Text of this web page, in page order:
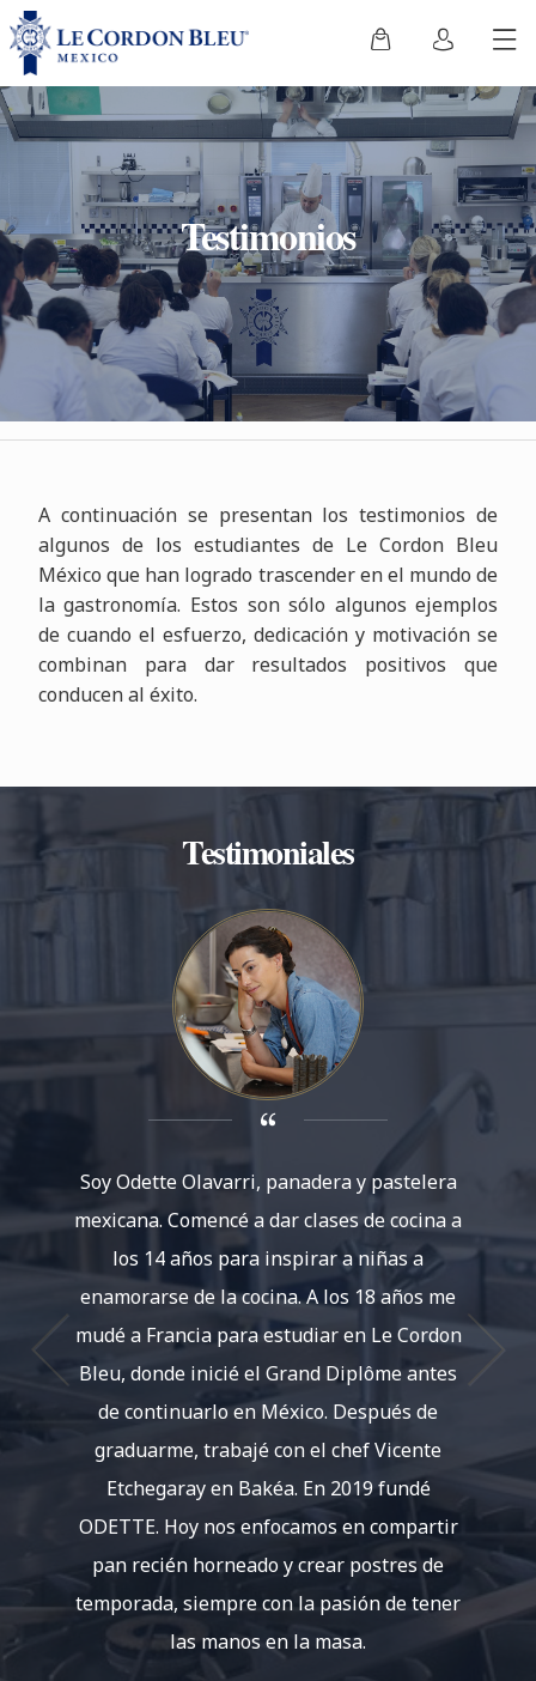
Testimonios
A continuación se presentan los testimonios de
algunos de los estudiantes de Le Cordon Bleu
México que han logrado trascender en el mundo de
la gastronomía. Estos son sólo algunos ejemplos
de cuando el esfuerzo, dedicación y motivación se
combinan para dar resultados positivos que
conducen al éxito.
Testimoniales
Soy Odette Olavarri, panadera y pastelera
mexicana. Comencé a dar clases de cocina a
los 14 años para inspirar a niñas a
enamorarse de la cocina. A los 18 años me
mudé a Francia para estudiar en Le Cordon
Bleu, donde inicié el Grand Diplôme antes
de continuarlo en México. Después de
graduarme, trabajé con el chef Vicente
Etchegaray en Bakéa. En 2019 fundé
ODETTE. Hoy nos enfocamos en compartir
pan recién horneado y crear postres de
temporada, siempre con la pasión de tener
las manos en la masa.
a